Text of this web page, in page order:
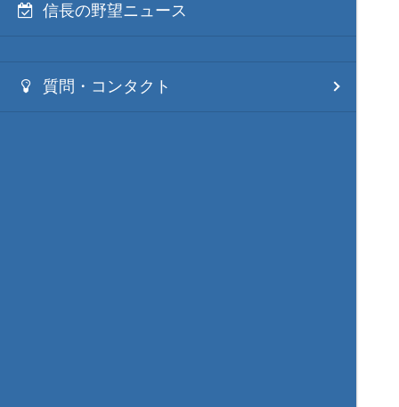
信長の野望ニュース
質問・コンタクト